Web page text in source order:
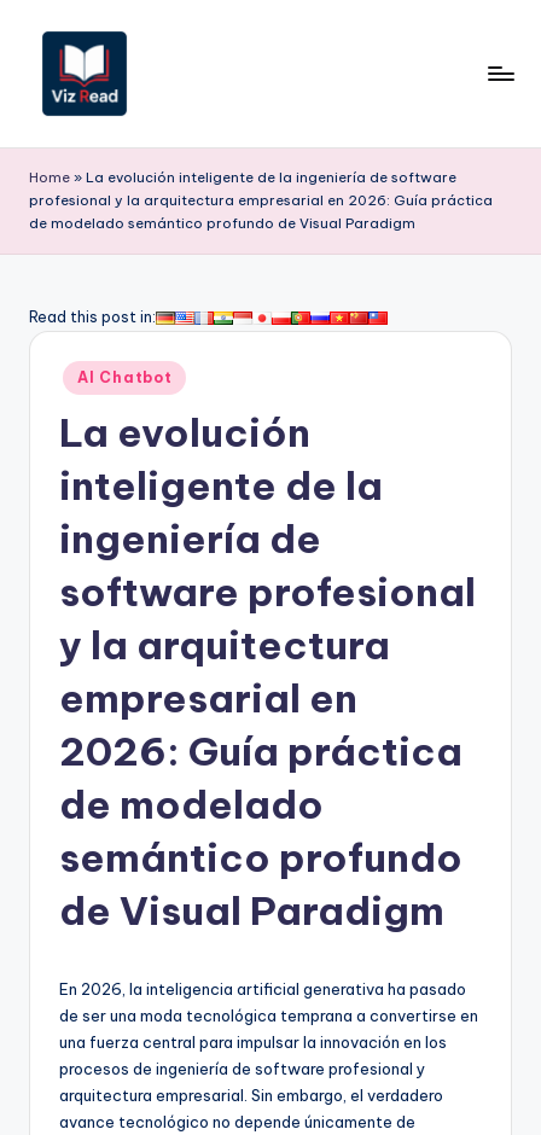
contenido
iz
R
e
d
ni
A
&
D
Home » La evolución inteligente de la ingeniería de software
profesional y la arquitectura empresarial en 2026: Guía práctica
de modelado semántico profundo de Visual Paradigm
Read this post in:
Publicado
en
AI Chatbot
La evolución
inteligente de la
ingeniería de
software profesional
y la arquitectura
empresarial en
2026: Guía práctica
de modelado
semántico profundo
de Visual Paradigm
En 2026, la inteligencia artificial generativa ha pasado
de ser una moda tecnológica temprana a convertirse en
una fuerza central para impulsar la innovación en los
procesos de ingeniería de software profesional y
arquitectura empresarial. Sin embargo, el verdadero
avance tecnológico no depende únicamente de